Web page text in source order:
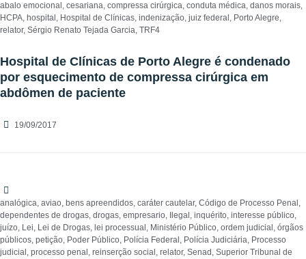
abalo emocional , cesariana, compressa cirúrgica, conduta médica, danos morais,
HCPA, hospital , Hospital de Clínicas, indenização, juiz federal , Porto Alegre,
relator, Sérgio Renato Tejada Garcia, TRF4
Hospital de Clínicas de Porto Alegre é condenado
por esquecimento de compressa cirúrgica em
abdômen de paciente
19/09/2017
analógica, aviao, bens apreendidos, caráter cautelar, Código de Processo Penal ,
dependentes de drogas, drogas, empresario, Ilegal , inquérito, interesse público,
juízo, Lei, Lei de Drogas, lei processual , Ministério Público, ordem judicial , órgãos
públicos, petição, Poder Público, Polícia Federal , Polícia Judiciária, Processo
judicial , processo penal , reinserção social , relator, Senad , Superior Tribunal de